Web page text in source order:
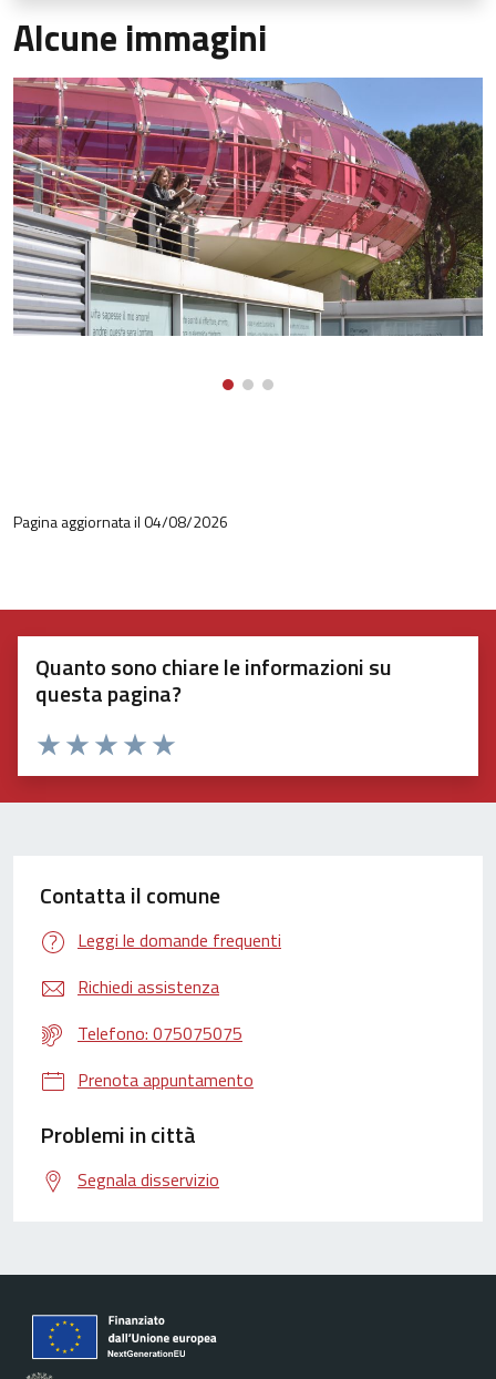
Alcune immagini
Pagina aggiornata il 04/08/2026
Quanto sono chiare le informazioni su
questa pagina?
Valuta 5 stelle su 5
Valuta 4 stelle su 5
Valuta 3 stelle su 5
Valuta 2 stelle su 5
Valuta 1 stelle su 5
Contatta il comune
Leggi le domande frequenti
Richiedi assistenza
Telefono: 075075075
Prenota appuntamento
Problemi in città
Segnala disservizio